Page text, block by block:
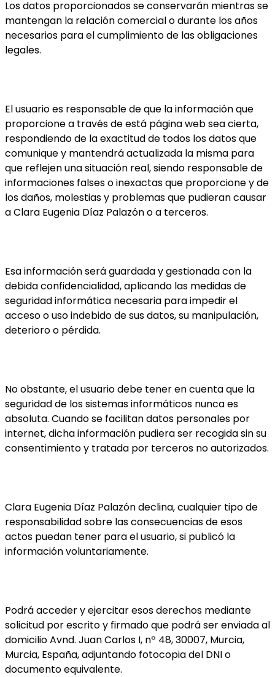
Los datos proporcionados se conservarán mientras se
mantengan la relación comercial o durante los años
necesarios para el cumplimiento de las obligaciones
legales.
El usuario es responsable de que la información que
proporcione a través de está página web sea cierta,
respondiendo de la exactitud de todos los datos que
comunique y mantendrá actualizada la misma para
que reflejen una situación real, siendo responsable de
informaciones falses o inexactas que proporcione y de
los daños, molestias y problemas que pudieran causar
a Clara Eugenia Díaz Palazón o a terceros.
Esa información será guardada y gestionada con la
debida confidencialidad, aplicando las medidas de
seguridad informática necesaria para impedir el
acceso o uso indebido de sus datos, su manipulación,
deterioro o pérdida.
No obstante, el usuario debe tener en cuenta que la
seguridad de los sistemas informáticos nunca es
absoluta. Cuando se facilitan datos personales por
internet, dicha información pudiera ser recogida sin su
consentimiento y tratada por terceros no autorizados.
Clara Eugenia Díaz Palazón declina, cualquier tipo de
responsabilidad sobre las consecuencias de esos
actos puedan tener para el usuario, si publicó la
información voluntariamente.
Podrá acceder y ejercitar esos derechos mediante
solicitud por escrito y firmado que podrá ser enviada al
domicilio Avnd. Juan Carlos I, nº 48, 30007, Murcia,
Murcia, España, adjuntando fotocopia del DNI o
documento equivalente.